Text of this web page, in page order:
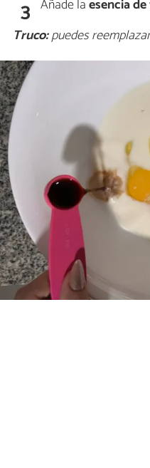
3 Añade laesencia
Truco:puedes